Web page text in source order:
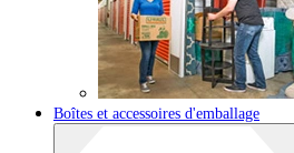
Boîtes et accessoires d'emballage